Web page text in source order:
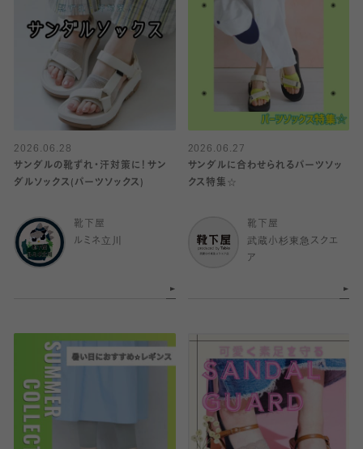
2026.06.28
サンダルの靴ずれ・汗対策に！サン
ダルソックス(パーツソックス)
靴下屋
ルミネ立川
2026.06.27
サンダルに合わせられるパーツソッ
クス特集☆
靴下屋
武蔵小杉東急スクエ
ア